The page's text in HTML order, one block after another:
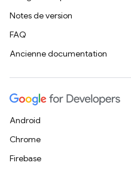
Notes de version
FAQ
Ancienne documentation
Android
Chrome
Firebase